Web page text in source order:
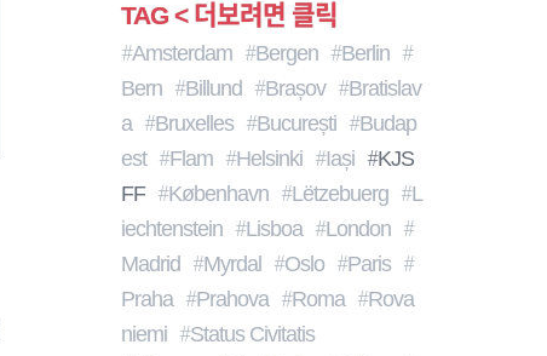
TAG < 더보려면 클릭
Amsterdam Bergen
Berlin
Bern
Billund Brașov
Bratislav
A
Bruxelles București
Budap
Est
Flam Helsinki Iași
KJS
FF
København Lëtzebuerg
L
Iechtenstein
Lisboa
London
Madrid
Myrdal Oslo
Paris
Praha
Prahova Roma
Rova
Niemi
Status Civitatis